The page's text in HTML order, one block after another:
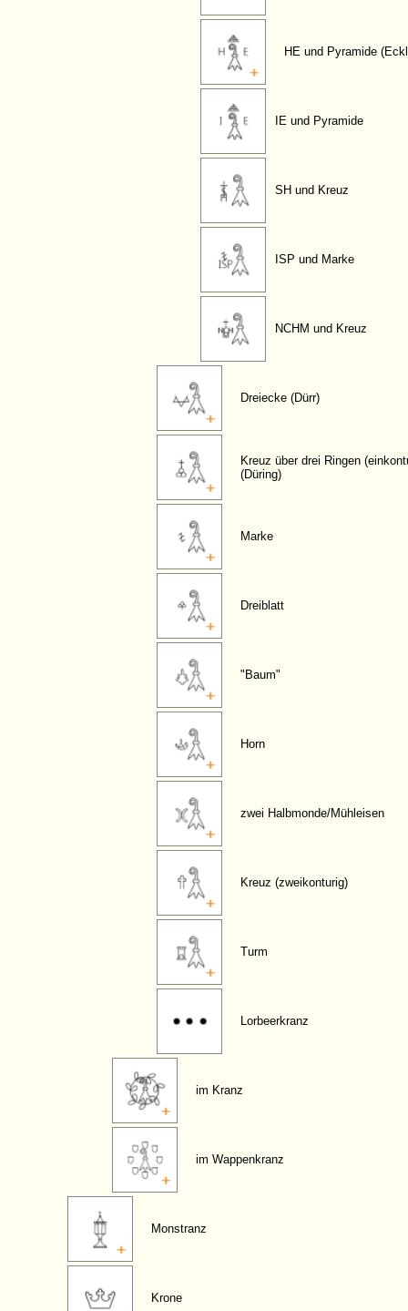
HE und Pyramide
IE und Pyramide
SH und Kreuz
ISP und Marke
NCHM und Kreuz
Dreiecke (Dürr)
Kreuz über drei Ringen
(Düring)
Marke
Dreiblatt
"Baum"
Horn
zwei Halbmonde/Mühleisen
Kreuz (zweikonturig)
Turm
Lorbeerkranz
im Kranz
im Wappenkranz
Monstranz
Krone